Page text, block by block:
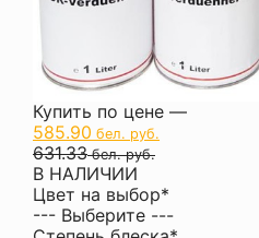
Купить по цене —
585.90 бел. руб.
631.33бел. руб.
В НАЛИЧИИ
Цвет на выбор*
--- Выберите ---